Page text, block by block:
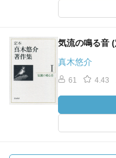
気流の鳴る音
真木悠介
61 4.43